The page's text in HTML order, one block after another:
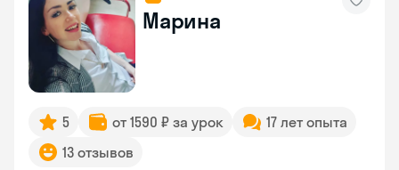
Марина
5 от 1590 ₽ за урок
17 лет опыта
13 отзывов